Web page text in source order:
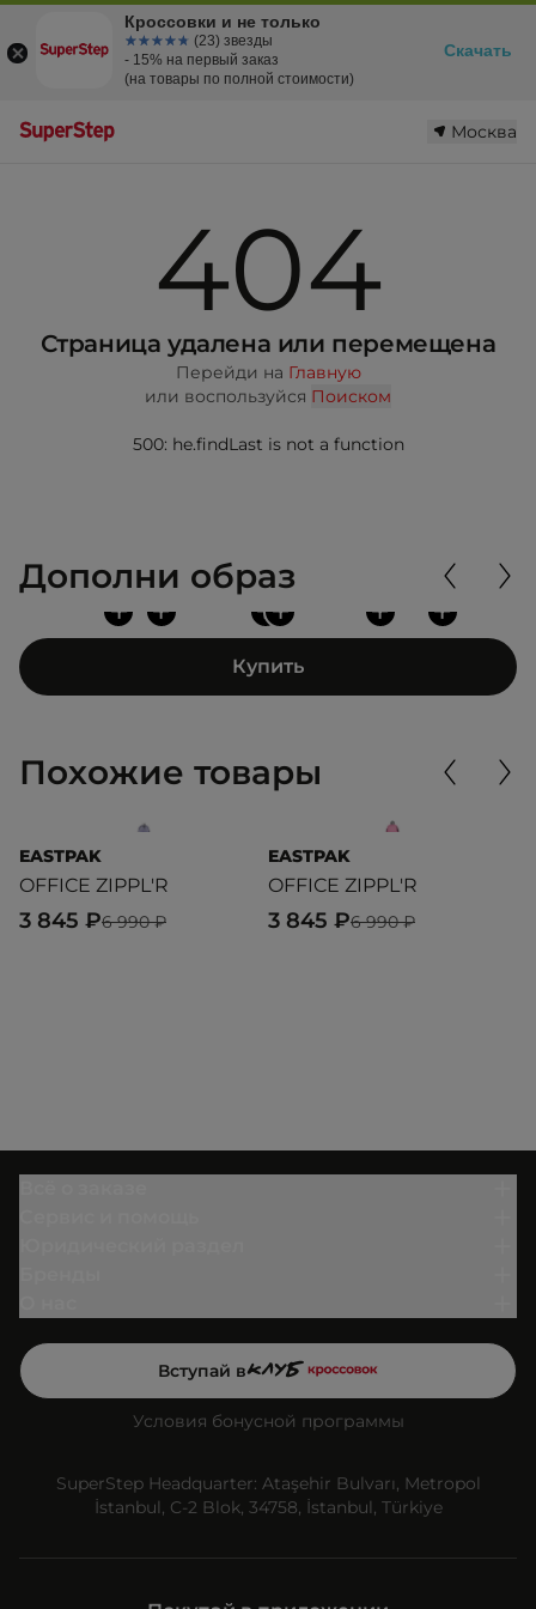
Москва
404
Страница удалена или перемещена
Перейди на Главную
или воспользуйся Поиском
500: he.findLast is not a function
Дополни образ
+
+
+ + +
+
Купить
Похожие товары
EASTPAK
OFFICE ZIPPL'R
6 990 ₽
3 845 ₽
EASTPAK
OFFICE ZIPPL'R
6 990 ₽
3 845 ₽
Вступай в
Условия бонусной программы
SuperStep Headquarter: Ataşehir Bulvarı, Metropol
İstanbul, C-2 Blok, 34758, İstanbul, Türkiye
Кроссовки и не только
☆☆☆☆☆
★★★★★ (23) звезды
- 15% на первый заказ
(на товары по полной стоимости)
Скачать